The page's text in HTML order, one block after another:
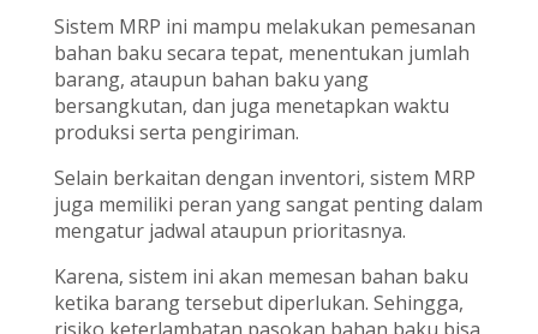
Sistem MRP ini mampu melakukan pemesanan
bahan baku secara tepat, menentukan jumlah
barang, ataupun bahan baku yang
bersangkutan, dan juga menetapkan waktu
produksi serta pengiriman.
Selain berkaitan dengan inventori, sistem MRP
juga memiliki peran yang sangat penting dalam
mengatur jadwal ataupun prioritasnya.
Karena, sistem ini akan memesan bahan baku
ketika barang tersebut diperlukan. Sehingga,